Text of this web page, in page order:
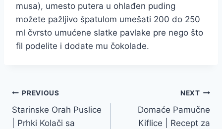
musa), umesto putera u ohlađen puding
možete pažljivo špatulom umešati 200 do 250
ml čvrsto umućene slatke pavlake pre nego što
fil podelite i dodate mu čokolade.
Post
navigation
PREVIOUS
Starinske Orah Puslice
| Prhki Kolači sa
NEXT
Domaće Pamučne
Kiflice | Recept za